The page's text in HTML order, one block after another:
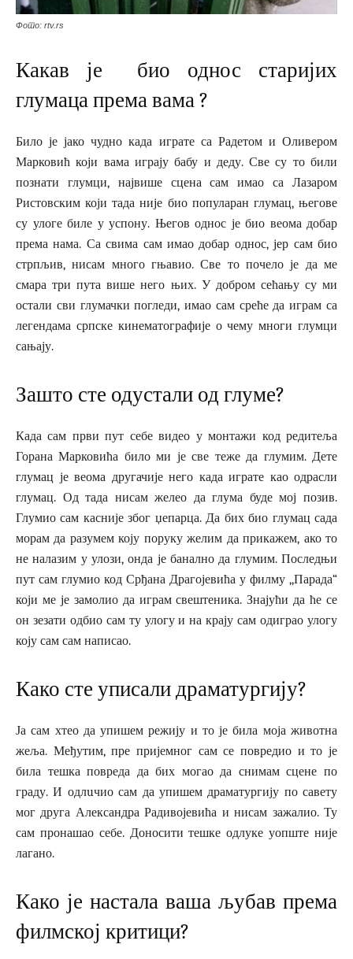
Фото: rtv.rs
Какав је био однос старијих
глумаца према вама ?
Било је јако чудно када играте са Радетом и Оливером
Марковић који вама играју бабу и деду. Све су то били
познати глумци, највише сцена сам имао са Лазаром
Ристовским који тада није био популаран глумац, његове
су улоге биле у успону. Његов однос је био веома добар
према нама. Са свима сам имао добар однос, јер сам био
стрпљив, нисам много гњавио. Све то почело је да ме
смара три пута више него њих. У добром сећању су ми
остали сви глумачки погледи, имао сам среће да играм са
легендама српске кинематографије о чему многи глумци
сањају.
Зашто сте одустали од глуме?
Када сам први пут себе видео у монтажи код редитеља
Горана Марковића било ми је све теже да глумим. Дете
глумац је веома другачије него када играте као одрасли
глумац. Од тада нисам желео да глума буде мој позив.
Глумио сам касније због џепарца. Да бих био глумац сада
морам да разумем коју поруку желим да прикажем, ако то
не налазим у улози, онда је банално да глумим. Последњи
пут сам глумио код Срђана Драгојевића у филму ,,Парада“
који ме је замолио да играм свештеника. Знајући да ће се
он зезати одбио сам ту улогу и на крају сам одиграо улогу
коју сам сам написао.
Како сте уписали драматургију?
Ја сам хтео да упишем режију и то је била моја животна
жеља. Међутим, пре пријемног сам се повредио и то је
била тешка повреда да бих могао да снимам сцене по
граду. И одлuчио сам да упишем драматургију по савету
мог друга Александра Радивојевића и нисам зажалио. Ту
сам пронашао себе. Доносити тешке одлуке уопште није
лагано.
Како је настала ваша љубав према
филмској критици?